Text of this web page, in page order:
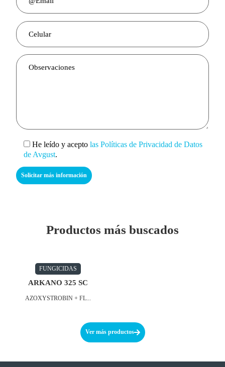
He leído y aceptolas Políticas de Privacidad de Datos
de Avgust.
Productos más buscados
FUNGICIDAS
ARKANO 325 SC
AZOXYSTROBIN + FL...
Ver más productos